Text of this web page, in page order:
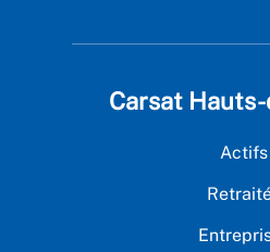
Carsat
Actifs